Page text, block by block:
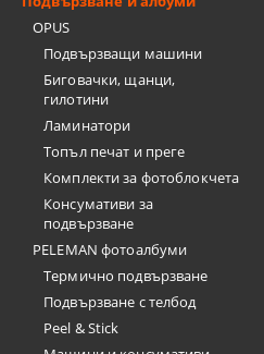
OPUS
Подвързващи машини
Биговачки, щанци,
гилотини
Ламинатори
Топъл печат и преге
Комплекти за фотоблокчета
Консумативи за
подвързване
PELEMAN фотоалбуми
Термично подвързване
Подвързване с телбод
Peel & Stick